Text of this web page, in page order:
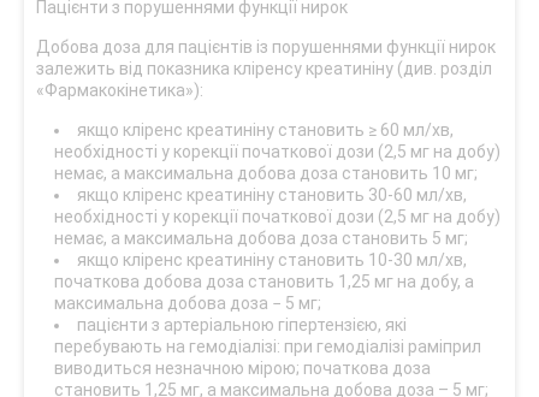
Пацієнти з порушеннями функції нирок
Добова доза для пацієнтів із порушеннями функції нирок
залежить від показника кліренсу креатиніну (див. розділ
«Фармакокінетика»):
якщо кліренс креатиніну становить ≥ 60 мл/хв,
необхідності у корекції початкової дози (2,5 мг на добу)
немає, а максимальна добова доза становить 10 мг;
якщо кліренс креатиніну становить 30-60 мл/хв,
необхідності у корекції початкової дози (2,5 мг на добу)
немає, а максимальна добова доза становить 5 мг;
якщо кліренс креатиніну становить 10-30 мл/хв,
початкова добова доза становить 1,25 мг на добу, а
максимальна добова доза − 5 мг;
пацієнти з артеріальною гіпертензією, які
перебувають на гемодіалізі: при гемодіалізі раміприл
виводиться незначною мірою; початкова доза
становить 1,25 мг, а максимальна добова доза – 5 мг;